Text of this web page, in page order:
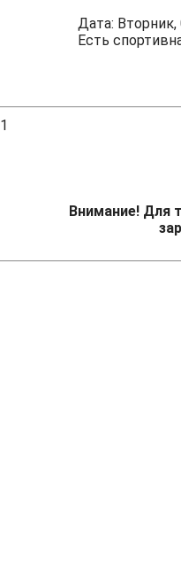
Дата:
Есть
1
Внимание! Для